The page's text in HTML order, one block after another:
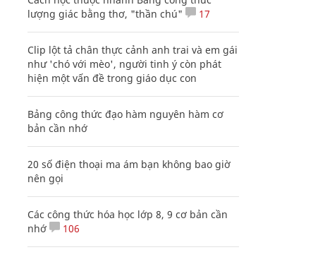
lượng giác bằng thơ, "thần chú"
17
Clip lột tả chân thực cảnh anh trai và em gái
như 'chó với mèo', người tinh ý còn phát
hiện một vấn đề trong giáo dục con
Bảng công thức đạo hàm nguyên hàm cơ
bản cần nhớ
20 số điện thoại ma ám bạn không bao giờ
nên gọi
Các công thức hóa học lớp 8, 9 cơ bản cần
nhớ
106